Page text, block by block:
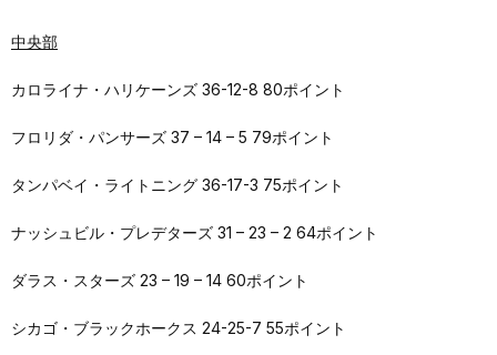
中央部
カロライナ・ハリケーンズ 36-12-8 80ポイント
フロリダ・パンサーズ 37 – 14 – 5 79ポイント
タンパベイ・ライトニング 36-17-3 75ポイント
ナッシュビル・プレデターズ 31 – 23 – 2 64ポイント
ダラス・スターズ 23 – 19 – 14 60ポイント
シカゴ・ブラックホークス 24-25-7 55ポイント